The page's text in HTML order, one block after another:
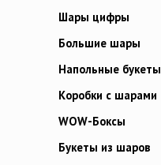
Шары цифры
Большие шары
Напольные букеты
Коробки с шарами
WOW-Боксы
Букеты из шаров